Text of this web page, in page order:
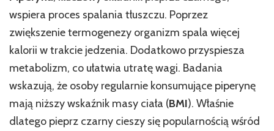
wspiera proces spalania tłuszczu. Poprzez
zwiększenie termogenezy organizm spala więcej
kalorii w trakcie jedzenia. Dodatkowo przyspiesza
metabolizm, co ułatwia utratę wagi. Badania
wskazują, że osoby regularnie konsumujące piperynę
mają niższy wskaźnik masy ciała (BMI). Właśnie
dlatego pieprz czarny cieszy się popularnością wśród